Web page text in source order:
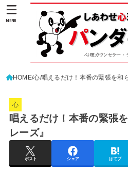
MENU
HOME 心 唱えるだけ！本番の緊張を和
心
唱えるだけ！本番の緊張
レーズ』
ポスト シェア はてブ